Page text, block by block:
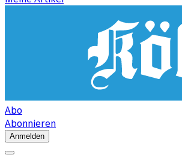
Abo
Abonnieren
Anmelden